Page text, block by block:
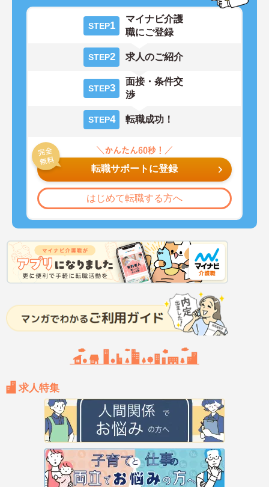
STEP1
マイナビ介護
職にご登録
STEP2 求人のご紹介
STEP3
面接・条件交
渉
STEP4 転職成功！
転職サポートに登録
はじめて転職する方へ
求人特集